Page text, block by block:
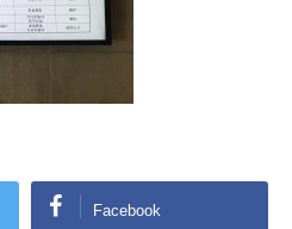
Facebook